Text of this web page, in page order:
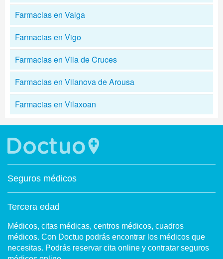
Farmacias en Valga
Farmacias en Vigo
Farmacias en Vila de Cruces
Farmacias en Vilanova de Arousa
Farmacias en Vilaxoan
Seguros médicos
Tercera edad
Médicos, citas médicas, centros médicos, cuadros
médicos. Con Doctuo podrás encontrar los médicos que
necesitas. Podrás reservar cita online y contratar seguros